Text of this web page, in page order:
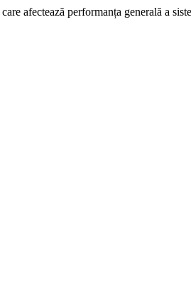
afectează performanța generală a